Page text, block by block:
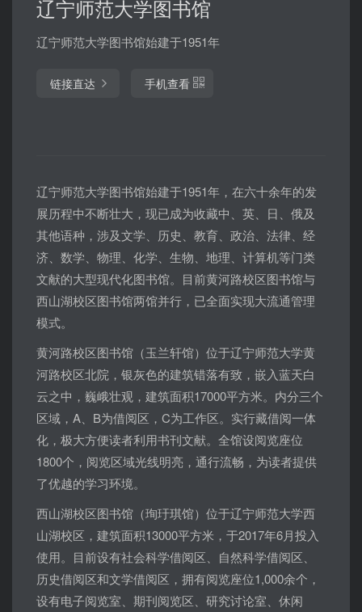
辽宁师范大学图书馆
辽宁师范大学图书馆始建于1951年
链接直达 手机查看
辽宁师范大学图书馆始建于1951年，在六十余年的发
展历程中不断壮大，现已成为收藏中、英、日、俄及
其他语种，涉及文学、历史、教育、政治、法律、经
济、数学、物理、化学、生物、地理、计算机等门类
文献的大型现代化图书馆。目前黄河路校区图书馆与
西山湖校区图书馆两馆并行，已全面实现大流通管理
模式。
黄河路校区图书馆（玉兰轩馆）位于辽宁师范大学黄
河路校区北院，银灰色的建筑错落有致，嵌入蓝天白
云之中，巍峨壮观，建筑面积17000平方米。内分三个
区域，A、B为借阅区，C为工作区。实行藏借阅一体
化，极大方便读者利用书刊文献。全馆设阅览座位
1800个，阅览区域光线明亮，通行流畅，为读者提供
了优越的学习环境。
西山湖校区图书馆（珣玗琪馆）位于辽宁师范大学西
山湖校区，建筑面积13000平方米，于2017年6月投入
使用。目前设有社会科学借阅区、自然科学借阅区、
历史借阅区和文学借阅区，拥有阅览座位1,000余个，
设有电子阅览室、期刊阅览区、研究讨论室、休闲